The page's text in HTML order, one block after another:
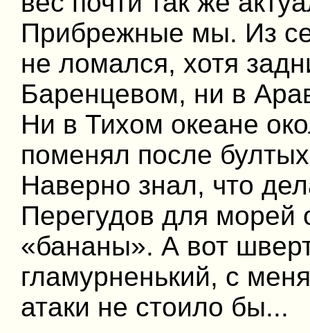
Прибрежные мы. Из
не ломался, хотя
Баренцевом, ни в
Ни в Тихом океане
поменял после
Наверно знал, что
Перегудов для морей
«бананы». А вот
гламурненький, с
атаки не стоило бы...